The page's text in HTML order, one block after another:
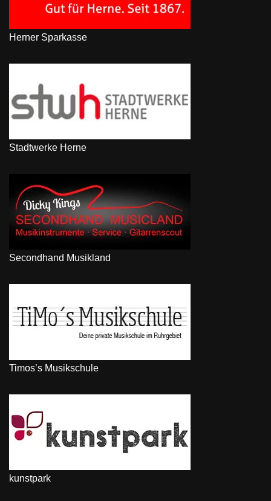
Herner Sparkasse
Stadtwerke Herne
Secondhand Musikland
Timos’s Musikschule
kunstpark